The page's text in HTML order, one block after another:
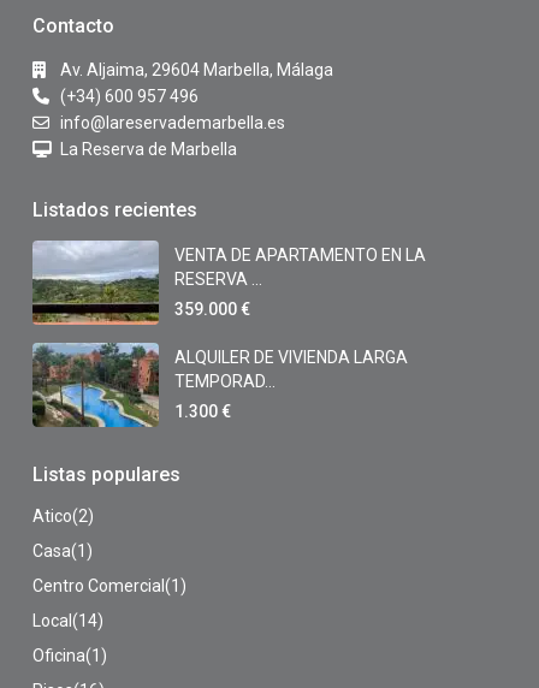
Contacto
Av. Aljaima, 29604 Marbella, Málaga
(+34) 600 957 496
info@lareservademarbella.es
La Reserva de Marbella
Listados recientes
VENTA DE APARTAMENTO EN LA
RESERVA ...
359.000 €
ALQUILER DE VIVIENDA LARGA
TEMPORAD...
1.300 €
Listas populares
Atico(2)
Casa(1)
Centro Comercial (1)
Local (14)
Oficina(1)